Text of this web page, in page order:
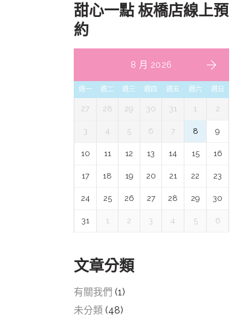
甜心一點 板橋店線上預
約
8 月 2026
週一 週二 週三 週四 週五 週六 週日
27 28 29 30 31 1 2
3 4 5 6 7 8 9
10 11 12 13 14 15 16
17 18 19 20 21 22 23
24 25 26 27 28 29 30
31 1 2 3 4 5 6
文章分類
有關我們 (1)
未分類 (48)